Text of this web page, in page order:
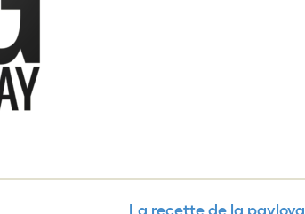
La recette de la pavlova